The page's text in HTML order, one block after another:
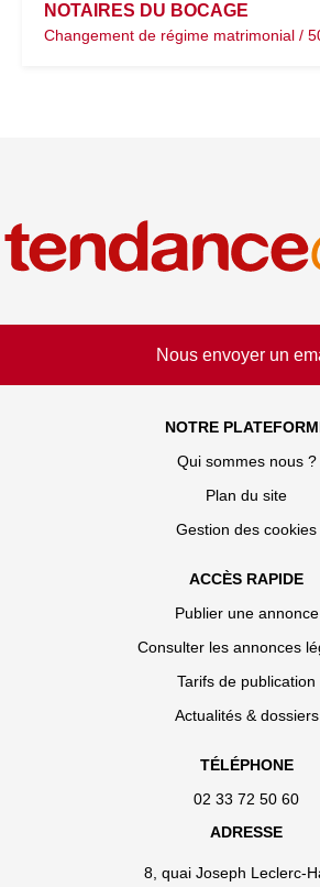
NOTAIRES DU BOCAGE
Changement de régime matrimonial /
Nous envoyer un
NOTRE
Qui sommes nous ?
Plan du site
Gestion des cookies
ACCÈS RAPIDE
Publier une annonce
Consulter les annonces
Tarifs de publication
Actualités & dossiers
TÉLÉPHONE
02 33 72 50 60
ADRESSE
8, quai Joseph Leclerc-